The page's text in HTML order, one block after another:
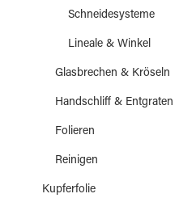
Schneidesysteme
Lineale & Winkel
Glasbrechen & Kröseln
Handschliff & Entgraten
Folieren
Reinigen
Kupferfolie